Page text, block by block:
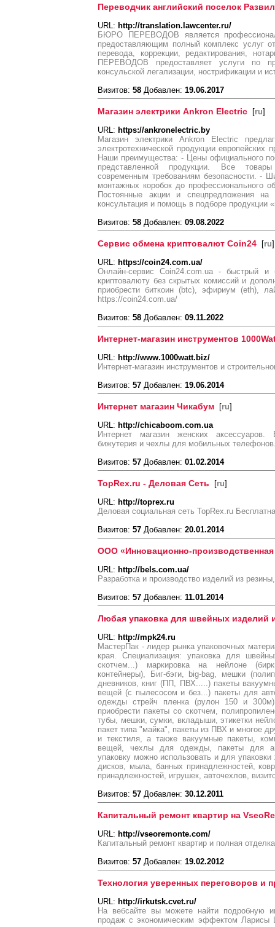
Переводчик английский поселок
URL: http://translation.lawcenter.ru/
БЮРО ПЕРЕВОДОВ является
предоставляющим полный комплекс услуг
перевода, коррекции, редактирования,
ПЕРЕВОДОВ предоставляет услуги по
консульской легализации, нострификации и
Визитов: 58 Добавлен: 19.06.2017
Магазин электрики Ankron Electric [ru]
URL: https://ankronelectric.by
Магазин электрики Ankron Electric
электротехнической продукции
Наши преимущества: - Цены официального
представленной продукции. Все
современным требованиям безопасности. -
монтажных коробок до профессионального
Постоянные акции и спецпредложения
консультация и помощь в подборе продукции
Визитов: 58 Добавлен: 09.08.2022
Сервис обмена криптовалют Coin24 [ru]
URL: https://coin24.com.ua/
Онлайн-сервис Coin24.com.ua - быстрый и
криптовалюту без скрытых комиссий и
приобрести биткоин (btc), эфириум (eth),
https://coin24.com.ua/
Визитов: 58 Добавлен: 09.11.2022
Интернет-магазин инструментов
URL: http://www.1000watt.biz/
Интернет-магазин инструментов и
Визитов: 57 Добавлен: 19.06.2014
Интернет магазин Чикабум [ru]
URL: http://chicaboom.com.ua
Интернет магазин женских
бижутерия и чехлы для мобильных
Визитов: 57 Добавлен: 01.02.2014
TopRex.ru - Деловая Сеть [ru]
URL: http://toprex.ru
Деловая социальная сеть TopRex.ru
Визитов: 57 Добавлен: 20.01.2014
ООО «Инновационно-
URL: http://bels.com.ua/
Разработка и производство изделий из
Визитов: 57 Добавлен: 11.01.2014
Любая упаковка для швейных изделий
URL: http://mpk24.ru
МастерПак - лидер рынка упаковочных
края. Специализация: упаковка для
скотчем...) маркировка на нейлоне
контейнеры), Биг-бэги, big-bag, мешки
дневников, книг (ПП, ПВХ.....) пакеты
вещей (с пылесосом и без...) пакеты для
одежды стрейч пленка (рулон 150 и
приобрести пакеты со скотчем,
тубы, мешки, сумки, вкладыши, этикетки
пакет типа "майка", пакеты из ПВХ и многое
и текстиля, а также вакуумные пакеты,
вещей, чехлы для одежды, пакеты для
упаковку можно использовать и для
дисков, мыла, банных принадлежностей,
принадлежностей, игрушек, авточехлов,
Визитов: 57 Добавлен: 30.12.2011
Капитальный ремонт квартир на
URL: http://vseoremonte.com/
Капитальный ремонт квартир и полная
Визитов: 57 Добавлен: 19.02.2012
Технология уверенных переговоров и
URL: http://irkutsk.cvet.ru/
На вебсайте вы можете найти подробную
продаж с экономическим эффектом Ларисы